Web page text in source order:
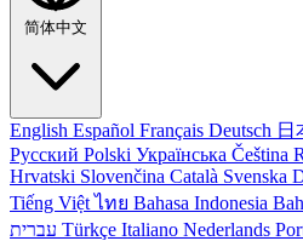
简体中文
English Español Français Deutsch 日
Русский Polski Українська Čeština
Hrvatski Slovenčina Català Svenska
Tiếng Việtไทย Bahasa Indonesia
Türkçe Italiano Nederlands